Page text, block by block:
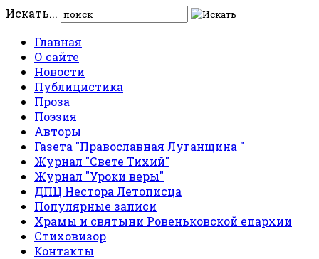
Искать...
Главная
О сайте
Новости
Публицистика
Проза
Поэзия
Авторы
Газета "Православная Луганщина "
Журнал "Свете Тихий"
Журнал "Уроки веры"
ДПЦ Нестора Летописца
Популярные записи
Храмы и святыни Ровеньковской епархии
Стиховизор
Контакты